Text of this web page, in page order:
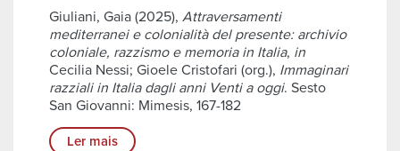
Giuliani, Gaia (2025), Attraversamenti
mediterranei e colonialità del presente: archivio
coloniale, razzismo e memoria in Italia, in
Cecilia Nessi; Gioele Cristofari (org.), Immaginari
razziali in Italia dagli anni Venti a oggi. Sesto
San Giovanni: Mimesis, 167-182
Ler mais